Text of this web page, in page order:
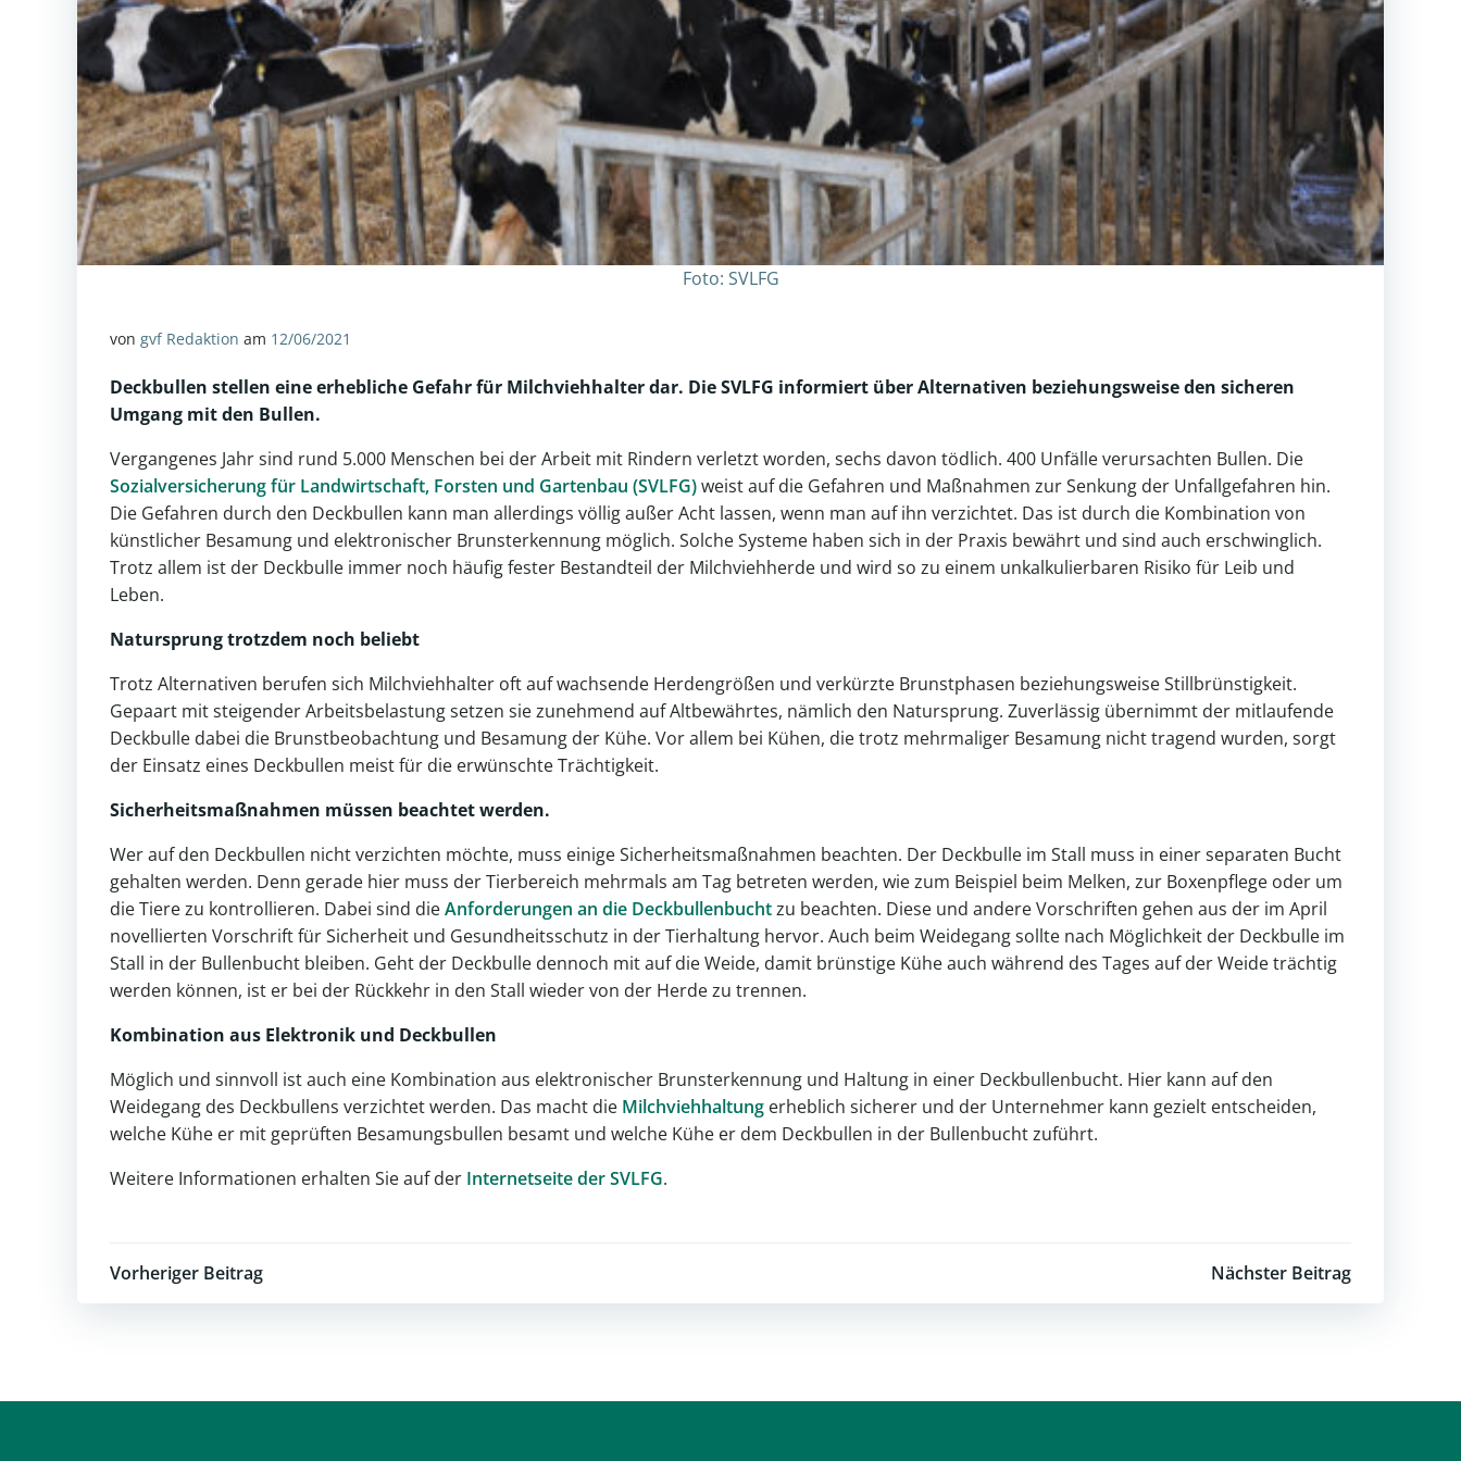
Foto: SVLFG
von gvf Redaktion am 12/06/2021
Deckbullen stellen eine erhebliche Gefahr für Milchviehhalter dar. Die SVLFG informiert über Alternativen beziehungsweise den sicheren
Umgang mit den Bullen.
Vergangenes Jahr sind rund 5.000 Menschen bei der Arbeit mit Rindern verletzt worden, sechs davon tödlich. 400 Unfälle verursachten Bullen. Die
Sozialversicherung für Landwirtschaft, Forsten und Gartenbau (SVLFG)weist auf die Gefahren und Maßnahmen zur Senkung der Unfallgefahren hin.
Die Gefahren durch den Deckbullen kann man allerdings völlig außer Acht lassen, wenn man auf ihn verzichtet. Das ist durch die Kombination von
künstlicher Besamung und elektronischer Brunsterkennung möglich. Solche Systeme haben sich in der Praxis bewährt und sind auch erschwinglich.
Trotz allem ist der Deckbulle immer noch häufig fester Bestandteil der Milchviehherde und wird so zu einem unkalkulierbaren Risiko für Leib und
Leben.
Natursprung trotzdem noch beliebt
Trotz Alternativen berufen sich Milchviehhalter oft auf wachsende Herdengrößen und verkürzte Brunstphasen beziehungsweise Stillbrünstigkeit.
Gepaart mit steigender Arbeitsbelastung setzen sie zunehmend auf Altbewährtes, nämlich den Natursprung. Zuverlässig übernimmt der mitlaufende
Deckbulle dabei die Brunstbeobachtung und Besamung der Kühe. Vor allem bei Kühen, die trotz mehrmaliger Besamung nicht tragend wurden, sorgt
der Einsatz eines Deckbullen meist für die erwünschte Trächtigkeit.
Sicherheitsmaßnahmen müssen beachtet werden.
Wer auf den Deckbullen nicht verzichten möchte, muss einige Sicherheitsmaßnahmen beachten. Der Deckbulle im Stall muss in einer separaten Bucht
gehalten werden. Denn gerade hier muss der Tierbereich mehrmals am Tag betreten werden, wie zum Beispiel beim Melken, zur Boxenpflege oder um
die Tiere zu kontrollieren. Dabei sind dieAnforderungen an die Deckbullenbuchtzu beachten. Diese und andere Vorschriften gehen aus der im April
novellierten Vorschrift für Sicherheit und Gesundheitsschutz in der Tierhaltung hervor. Auch beim Weidegang sollte nach Möglichkeit der Deckbulle im
Stall in der Bullenbucht bleiben. Geht der Deckbulle dennoch mit auf die Weide, damit brünstige Kühe auch während des Tages auf der Weide trächtig
werden können, ist er bei der Rückkehr in den Stall wieder von der Herde zu trennen.
Kombination aus Elektronik und Deckbullen
Möglich und sinnvoll ist auch eine Kombination aus elektronischer Brunsterkennung und Haltung in einer Deckbullenbucht. Hier kann auf den
Weidegang des Deckbullens verzichtet werden. Das macht die Milchviehhaltung erheblich sicherer und der Unternehmer kann gezielt entscheiden,
welche Kühe er mit geprüften Besamungsbullen besamt und welche Kühe er dem Deckbullen in der Bullenbucht zuführt.
Weitere Informationen erhalten Sie auf der Internetseite der SVLFG.
Post
Vorheriger Beitrag Nächster Beitrag